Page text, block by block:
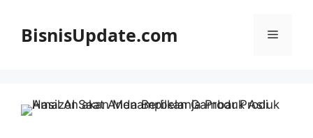
BisnisUpdate.com Menu